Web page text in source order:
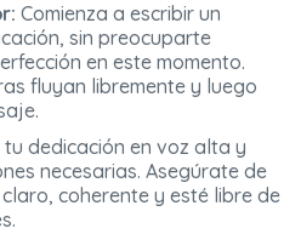
Comienza a escribir un
sin preocuparte
en este momento.
fluyan libremente y luego
tu dedicación en voz alta y
necesarias. Asegúrate de
coherente y esté libre de